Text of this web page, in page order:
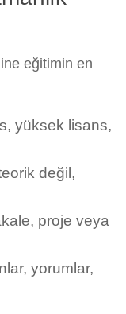
eğitimin en
yüksek lisans,
değil,
proje veya
yorumlar,